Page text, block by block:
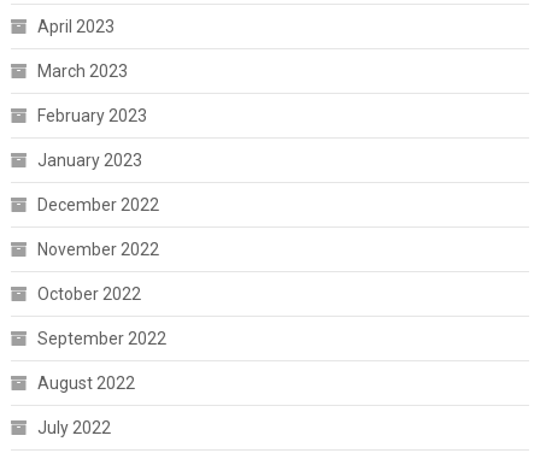
April 2023
March 2023
February 2023
January 2023
December 2022
November 2022
October 2022
September 2022
August 2022
July 2022